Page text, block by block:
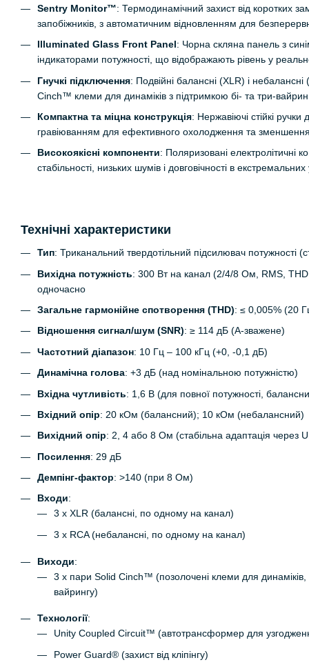
Sentry Monitor™: Термодинамічний захист від коротких
запобіжників, з автоматичним відновленням для
Illuminated Glass Front Panel: Чорна скляна панель з
індикаторами потужності, що відображають рівень у
Гнучкі підключення: Подвійні балансні (XLR) і
Cinch™ клеми для динаміків з підтримкою бі- та три-
Компактна та міцна конструкція: Нержавіючі стійкі
гравіюванням для ефективного охолодження та зменшення
Високоякісні компоненти: Поляризовані електролітичні
стабільності, низьких шумів і довговічності в
Технічні характеристики
Тип: Триканальний твердотільний підсилювач
Вихідна потужність: 300 Вт на канал (2/4/8 Ом, RMS, THD
одночасно
Загальне гармонійне спотворення (THD): ≤ 0,005% (20
Відношення сигнал/шум (SNR): ≥ 114 дБ (A-зважене)
Частотний діапазон: 10 Гц – 100 кГц (+0, -0,1 дБ)
Динамічна голова: +3 дБ (над номінальною потужністю)
Вхідна чутливість: 1,6 В (для повної потужності,
Вхідний опір: 20 кОм (балансний); 10 кОм (небалансний)
Вихідний опір: 2, 4 або 8 Ом (стабільна адаптація через
Посилення: 29 дБ
Демпінг-фактор: >140 (при 8 Ом)
Входи:
3 x XLR (балансні, по одному на канал)
3 x RCA (небалансні, по одному на канал)
Виходи:
3 x пари Solid Cinch™ (позолочені клеми для динаміків,
вайрингу)
Технології:
Unity Coupled Circuit™ (автотрансформер для
Power Guard® (захист від кліпінгу)